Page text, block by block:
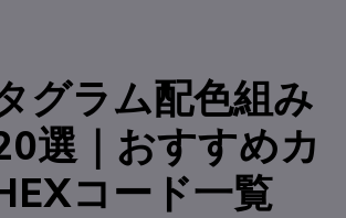
グラム配色組み
選｜おすすめカ
コード一覧